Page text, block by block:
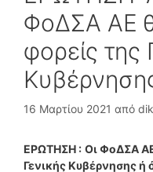
ΦοΔΣΑ ΑΕ
φορείς της
16 Μαρτίου 2021 από
ΕΡΩΤΗΣΗ : Οι ΦοΔΣΑ
Γενικής Κυβέρνησης ή